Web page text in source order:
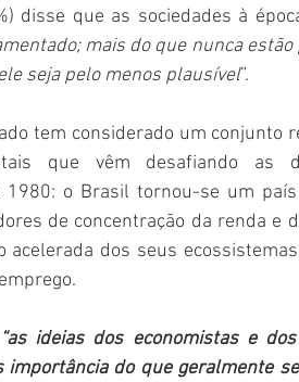
disse que as sociedades à
mais do que nunca
seja pelo menos plausível”.
tem considerado um conjunto
que vêm desafiando as
o Brasil tornou-se um
de concentração da renda e
acelerada dos seus
ideias dos economistas e
do que geralmente